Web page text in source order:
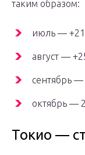
таким образом:
июль —
август —
сентябрь —
октябрь —
Токио —